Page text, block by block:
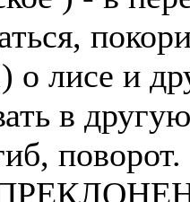
о лисе и
в